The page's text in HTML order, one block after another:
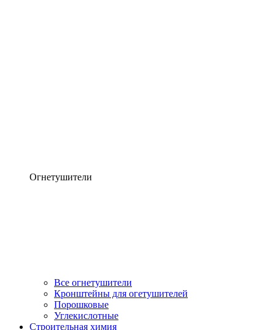
Огнетушители
Все огнетушители
Кронштейны для огетушителей
Порошковые
Углекислотные
Строительная химия